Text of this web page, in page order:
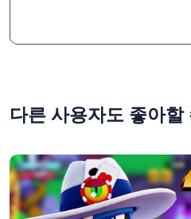
다른 사용자도 좋아할